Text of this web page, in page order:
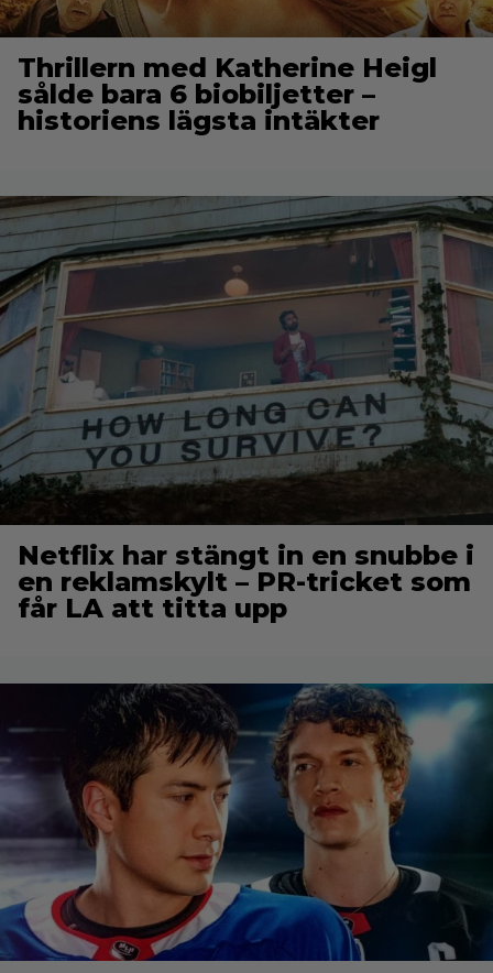
Thrillern med Katherine Heigl
sålde bara 6 biobiljetter –
historiens lägsta intäkter
Netflix har stängt in en snubbe i
en reklamskylt – PR-tricket som
får LA att titta upp